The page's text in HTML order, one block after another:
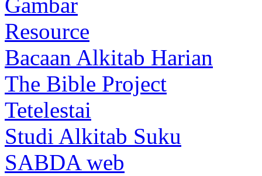
Gambar
Resource
Bacaan Alkitab Harian
The Bible Project
Tetelestai
Studi Alkitab Suku
SABDA web